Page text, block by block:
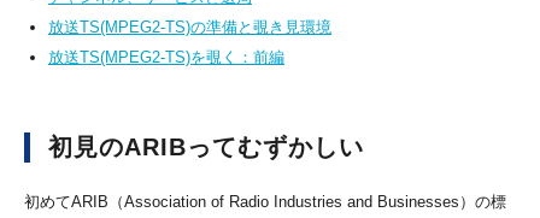
放送TS(MPEG2-TS)の準備と覗き見環境
放送TS(MPEG2-TS)を覗く：前編
初見のARIBってむずかしい
初めてARIB（Association of Radio Industries and Businesses）の標